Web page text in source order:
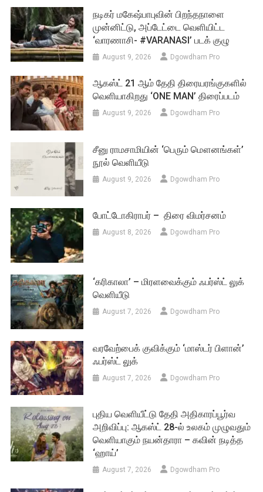
நடிகர் மகேஷ்பாபுவின் பிறந்தநாளை
முன்னிட்டு, அப்டேட்டை வெளியிட்ட
‘வாரணாசி- #VARANASI’ படக் குழு
August 9, 2026 Dgowdham Pro
ஆகஸ்ட் 21 ஆம் தேதி திரையரங்குகளில்
வெளியாகிறது ‘ONE MAN’ திரைப்படம்
August 9, 2026 Dgowdham Pro
சீனு ராமசாமியின் ‘பெரும் மௌனங்கள்’
நூல் வெளியீடு
August 9, 2026 Dgowdham Pro
போட்டோகிராபர் – திரை விமர்சனம்
August 8, 2026 Dgowdham Pro
‘கரிகாலா’ – மிரளவைக்கும் ஃபர்ஸ்ட் லுக்
வெளியீடு
August 7, 2026 Dgowdham Pro
வரவேற்பைக் குவிக்கும் ‘மாஸ்டர் பிளான்’
ஃபர்ஸ்ட் லுக்
August 7, 2026 Dgowdham Pro
புதிய வெளியீட்டு தேதி அதிகாரப்பூர்வ
அறிவிப்பு: ஆகஸ்ட் 28-ல் உலகம் முழுவதும்
வெளியாகும் நயன்தாரா – கவின் நடித்த
‘ஹாய்’
August 7, 2026 Dgowdham Pro